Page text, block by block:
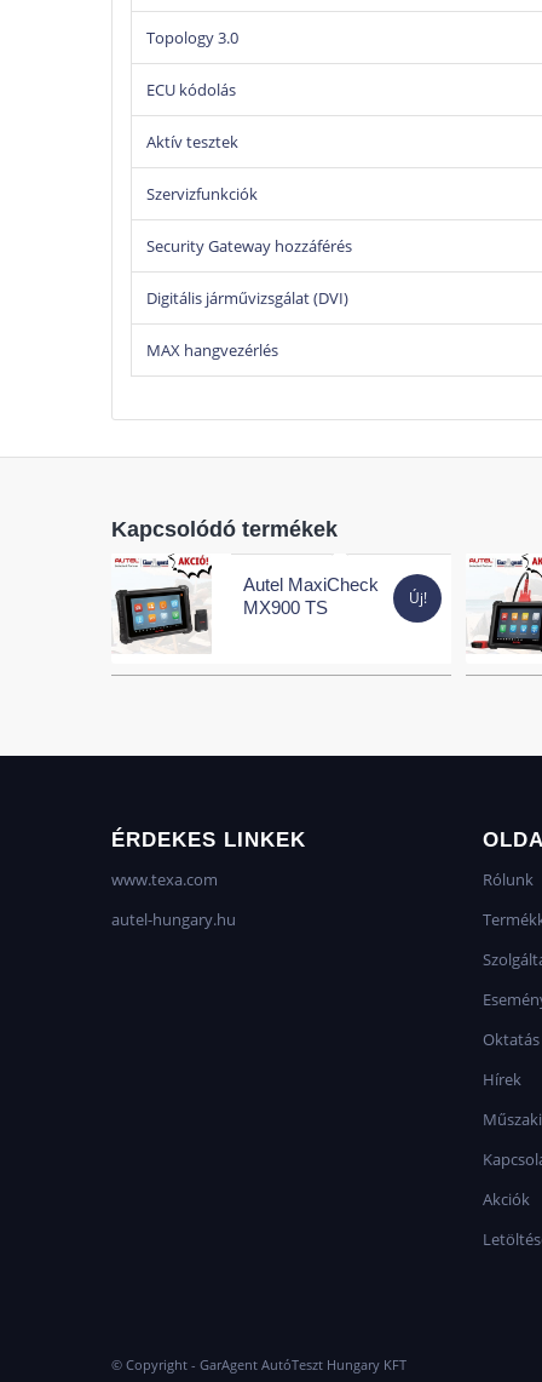
Topology 3.0
ECU kódolás
Aktív tesztek
Szervizfunkciók
Security Gateway hozzáférés
Digitális járművizsgálat (DVI)
MAX hangvezérlés
Kapcsolódó termékek
Új!
Autel MaxiCheck
MX900 TS
ÉRDEKES LINKEK
www.texa.com
autel-hungary.hu
Rólunk
Oktatás
Hírek
Akciók
© Copyright - GarAgent AutóTeszt Hungary KFT